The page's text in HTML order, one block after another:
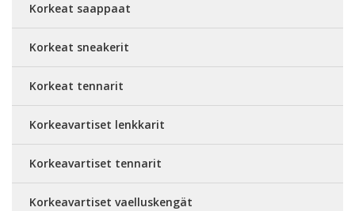
Korkeat saappaat
Korkeat sneakerit
Korkeat tennarit
Korkeavartiset lenkkarit
Korkeavartiset tennarit
Korkeavartiset vaelluskengät